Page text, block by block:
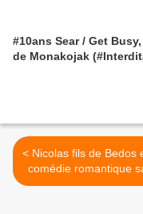
#10ans Sear / Get
de Monakojak
< Nicolas fils de Bedos et sa
comédie romantique
comédie ni